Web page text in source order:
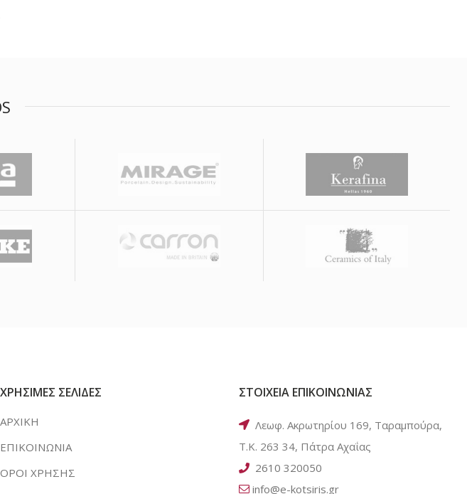
ΧΡΗΣΙΜΕΣ ΣΕΛΙΔΕΣ
ΑΡΧΙΚΗ
ΕΠΙΚΟΙΝΩΝΙΑ
ΟΡΟΙ ΧΡΗΣΗΣ
ΣΤΟΙΧΕΙΑ ΕΠΙΚΟΙΝΩΝΙΑΣ
Λεωφ. Ακρωτηρίου 169, Ταραμπούρα,
Τ.Κ. 263 34, Πάτρα Αχαΐας
2610 320050
info@e-kotsiris.gr